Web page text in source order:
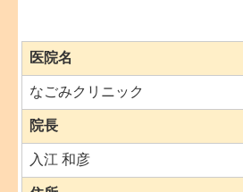
医院名
なごみクリニック
院長
入江 和彦